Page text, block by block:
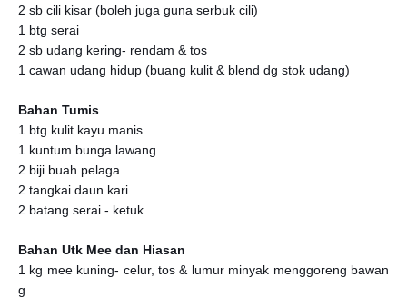
2 sb cili kisar (boleh juga guna serbuk cili)
1 btg serai
2 sb udang kering- rendam & tos
1 cawan udang hidup (buang kulit & blend dg stok udang)
Bahan Tumis
1 btg kulit kayu manis
1 kuntum bunga lawang
2 biji buah pelaga
2 tangkai daun kari
2 batang serai - ketuk
Bahan Utk Mee dan Hiasan
1 kg mee kuning- celur, tos & lumur minyak menggoreng bawan
g